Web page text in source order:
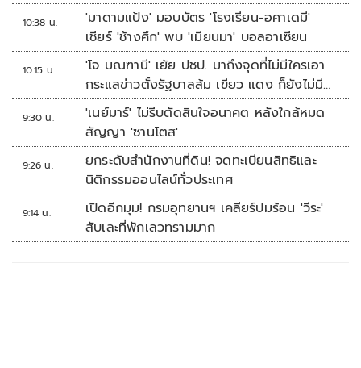
10:38 น.
'มาดามแป้ง' มอบบัตร 'โรงเรียน-อคาเดมี'
เชียร์ 'ช้างศึก' พบ 'เมียนมา' บอลอาเซียน
10:15 น.
'โจ มณฑานี' เย้ย ปชป. มาถึงจุดที่ไม่มีใครเอา
กระแสข่าวตั้งรัฐบาลส้ม เขียว แดง ก็ยังไม่มีฟ้า
เลย
9:30 น.
'เนย์มาร์' ไม่รีบตัดสินใจอนาคต หลังใกล้หมด
สัญญา 'ซานโตส'
9:26 น.
ยกระดับสำนักงานที่ดิน! จดทะเบียนสิทธิและ
นิติกรรมออนไลน์ทั่วประเทศ
9:14 น.
เปิดอีกมุม! กรมอุทยานฯ เคลียร์ปมร้อน 'วีระ'
สับเละที่พักเลวทรามมาก